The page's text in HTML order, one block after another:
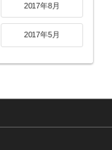
2017年8月
2017年5月